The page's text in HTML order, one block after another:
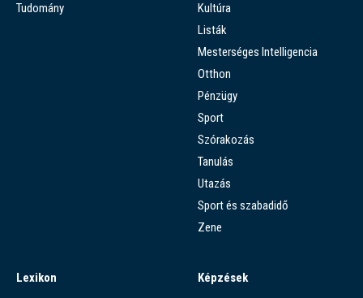
Tudomány
Kultúra
Listák
Mesterséges Intelligencia
Otthon
Pénzügy
Sport
Szórakozás
Tanulás
Utazás
Sport és szabadidő
Zene
Lexikon
Képzések